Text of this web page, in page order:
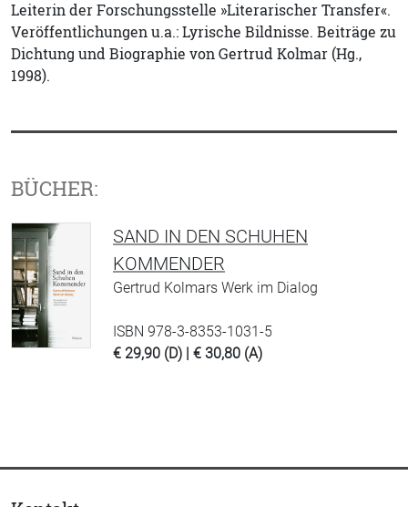
Leiterin der Forschungsstelle »Literarischer Transfer«.
Veröffentlichungen u.a.: Lyrische Bildnisse. Beiträge zu
Dichtung und Biographie von Gertrud Kolmar (Hg.,
1998).
BÜCHER:
SAND IN DEN SCHUHEN
KOMMENDER
Gertrud Kolmars Werk im Dialog
ISBN 978-3-8353-1031-5
€ 29,90 (D) | € 30,80 (A)